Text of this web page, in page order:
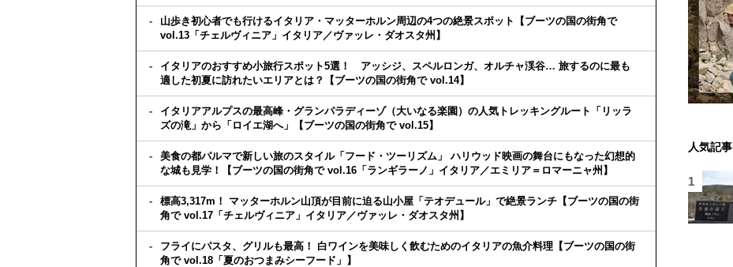
山歩き初心者でも行けるイタリア・マッターホルン周辺の4つの絶景スポット【ブーツの国の街角で
vol.13「チェルヴィニア」イタリア／ヴァッレ・ダオスタ州】
イタリアのおすすめ小旅行スポット5選！ アッシジ、スペルロンガ、オルチャ渓谷… 旅するのに最も
適した初夏に訪れたいエリアとは？【ブーツの国の街角で vol.14】
イタリアアルプスの最高峰・グランパラディーゾ（大いなる楽園）の人気トレッキングルート「リッラ
ズの滝」から「ロイエ湖へ」【ブーツの国の街角で vol.15】
美食の都パルマで新しい旅のスタイル「フード・ツーリズム」 ハリウッド映画の舞台にもなった幻想的
な城も見学！【ブーツの国の街角で vol.16「ランギラーノ」イタリア／エミリア＝ロマーニャ州】
標高3,317m！ マッターホルン山頂が目前に迫る山小屋「テオデュール」で絶景ランチ【ブーツの国の街
角で vol.17「チェルヴィニア」イタリア／ヴァッレ・ダオスタ州】
フライにパスタ、グリルも最高！ 白ワインを美味しく飲むためのイタリアの魚介料理【ブーツの国の街
角で vol.18「夏のおつまみシーフード」】
人気記事